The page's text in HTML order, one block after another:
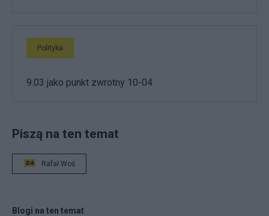
Polityka
9.03 jako punkt zwrotny 10-04
Piszą na ten temat
Rafał Woś
Blogi na ten temat